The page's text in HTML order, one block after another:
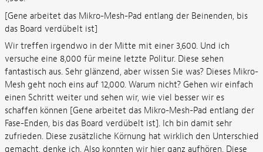
[Gene arbeitet das Mikro-Mesh-Pad entlang der Beinenden, bis
das Board verdübelt ist]
Wir treffen irgendwo in der Mitte mit einer 3,600. Und ich
versuche eine 8,000 für meine letzte Politur. Diese sehen
fantastisch aus. Sehr glänzend, aber wissen Sie was? Dieses Mikro-
Mesh geht noch eins auf 12,000. Warum nicht? Gehen wir einfach
einen Schritt weiter und sehen wir, wie viel besser wir es
schaffen können [Gene arbeitet das Mikro-Mesh-Pad entlang der
Fase-Enden, bis das Board verdübelt ist]. Ich bin damit sehr
zufrieden. Diese zusätzliche Körnung hat wirklich den Unterschied
gemacht, denke ich. Also konnten wir hier ganz aufhören. Diese